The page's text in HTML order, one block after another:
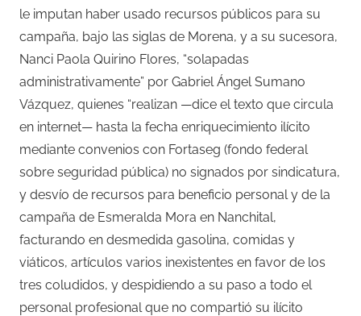
le imputan haber usado recursos públicos para su
campaña, bajo las siglas de Morena, y a su sucesora,
Nanci Paola Quirino Flores, “solapadas
administrativamente” por Gabriel Ángel Sumano
Vázquez, quienes “realizan —dice el texto que circula
en internet— hasta la fecha enriquecimiento ilícito
mediante convenios con Fortaseg (fondo federal
sobre seguridad pública) no signados por sindicatura,
y desvío de recursos para beneficio personal y de la
campaña de Esmeralda Mora en Nanchital,
facturando en desmedida gasolina, comidas y
viáticos, artículos varios inexistentes en favor de los
tres coludidos, y despidiendo a su paso a todo el
personal profesional que no compartió su ilícito